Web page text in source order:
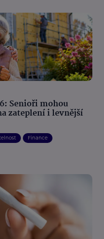
Senioři mohou
zateplení i levnější
Finance